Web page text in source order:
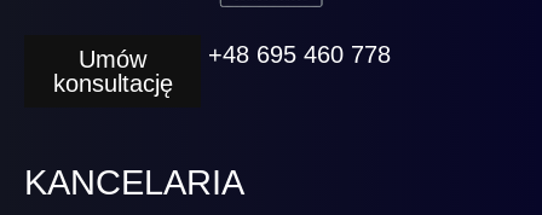
Umów
konsultację
+48 695 460 778
KANCELARIA